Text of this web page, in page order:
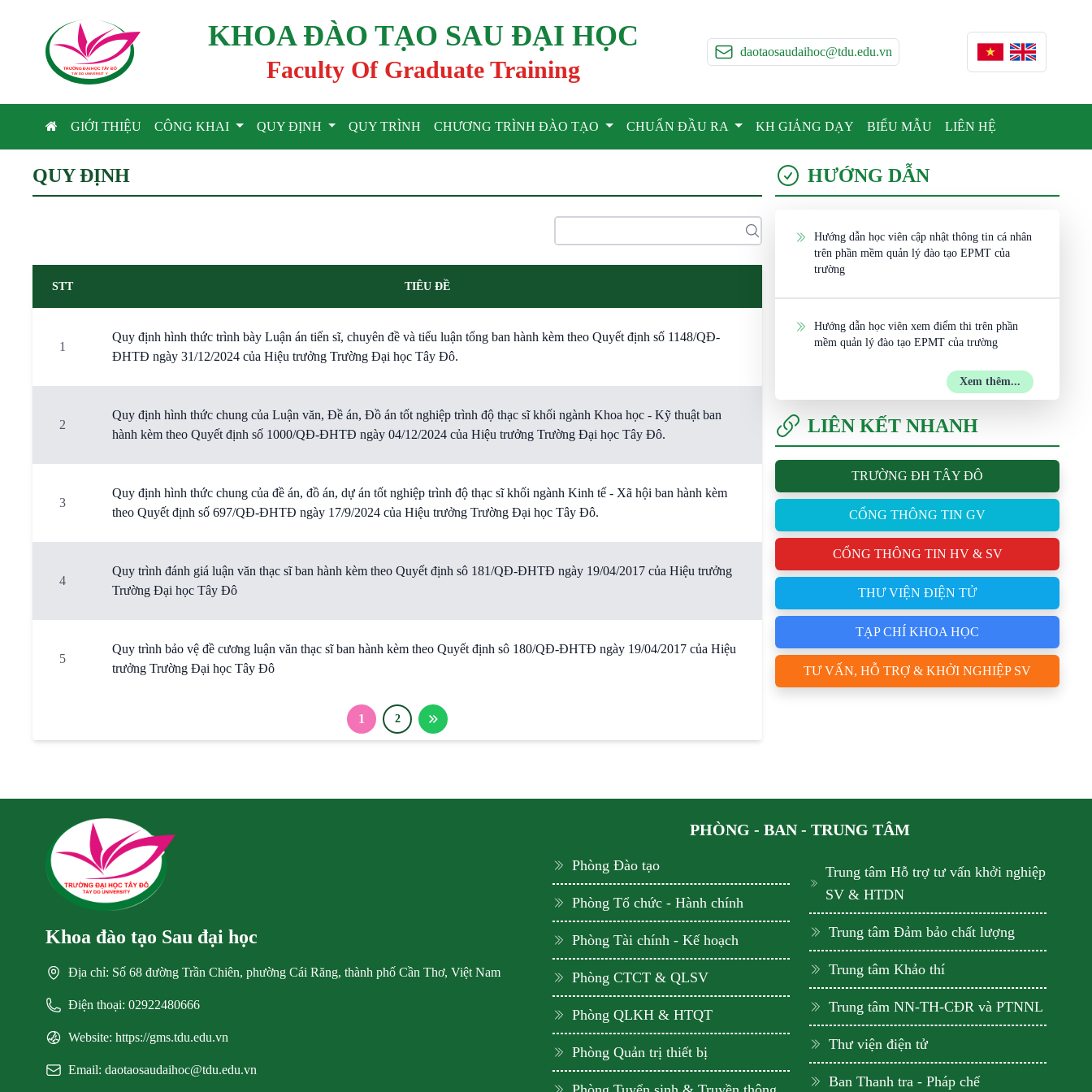
TRƯỜNG ĐẠI HỌC TÂY ĐÔ
TAY DO UNIVERSIT Y
KHOA ĐÀO TẠO SAU ĐẠI HỌC
Faculty Of Graduate Training
daotaosaudaihoc@tdu.edu.vn
GIỚI THIỆU CÔNG KHAI QUY ĐỊNH QUY TRÌNH CHƯƠNG TRÌNH ĐÀO TẠO CHUẨN ĐẦU RA KH GIẢNG DẠY BIỂU MẪU LIÊN HỆ
QUY ĐỊNH
STT TIÊU ĐỀ
1
Quy định hình thức trình bày Luận án tiến sĩ, chuyên đề và tiểu luận tổng ban hành kèm theo Quyết định số 1148/QĐ-
ĐHTĐ ngày 31/12/2024 của Hiệu trưởng Trường Đại học Tây Đô.
2
Quy định hình thức chung của Luận văn, Đề án, Đồ án tốt nghiệp trình độ thạc sĩ khối ngành Khoa học - Kỹ thuật ban
hành kèm theo Quyết định số 1000/QĐ-ĐHTĐ ngày 04/12/2024 của Hiệu trưởng Trường Đại học Tây Đô.
3
Quy định hình thức chung của đề án, đồ án, dự án tốt nghiệp trình độ thạc sĩ khối ngành Kinh tế - Xã hội ban hành kèm
theo Quyết định số 697/QĐ-ĐHTĐ ngày 17/9/2024 của Hiệu trưởng Trường Đại học Tây Đô.
4
Quy trình đánh giá luận văn thạc sĩ ban hành kèm theo Quyết định sô 181/QĐ-ĐHTĐ ngày 19/04/2017 của Hiệu trưởng
Trường Đại học Tây Đô
5
Quy trình bảo vệ đề cương luận văn thạc sĩ ban hành kèm theo Quyết định sô 180/QĐ-ĐHTĐ ngày 19/04/2017 của Hiệu
trưởng Trường Đại học Tây Đô
1 2
HƯỚNG DẪN
Hướng dẫn học viên cập nhật thông tin cá nhân
trên phần mềm quản lý đào tạo EPMT của
trường
Hướng dẫn học viên xem điểm thi trên phần
mềm quản lý đào tạo EPMT của trường
Xem thêm...
LIÊN KẾT NHANH
TRƯỜNG ĐH TÂY ĐÔ
CỔNG THÔNG TIN GV
CỔNG THÔNG TIN HV & SV
THƯ VIỆN ĐIỆN TỬ
TẠP CHÍ KHOA HỌC
TƯ VẤN, HỖ TRỢ & KHỞI NGHIỆP SV
Khoa đào tạo Sau đại học
Địa chỉ: Số 68 đường Trần Chiên, phường Cái Răng, thành phố Cần Thơ, Việt Nam
Điện thoại: 02922480666
Website: https://gms.tdu.edu.vn
Email: daotaosaudaihoc@tdu.edu.vn
PHÒNG - BAN - TRUNG TÂM
Phòng Đào tạo
Phòng Tổ chức - Hành chính
Phòng Tài chính - Kế hoạch
Phòng CTCT & QLSV
Phòng QLKH & HTQT
Phòng Quản trị thiết bị
Trung tâm Hỗ trợ tư vấn khởi nghiệp
SV & HTDN
Trung tâm Đảm bảo chất lượng
Trung tâm Khảo thí
Trung tâm NN-TH-CĐR và PTNNL
Thư viện điện tử
Ban Thanh tra - Pháp chế